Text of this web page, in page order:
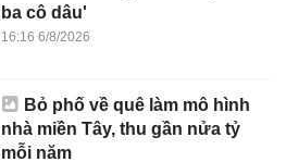
ba cô dâu'
16:16 6/8/2026
Bỏ phố về quê làm mô hình
nhà miền Tây, thu gần nửa tỷ
mỗi năm